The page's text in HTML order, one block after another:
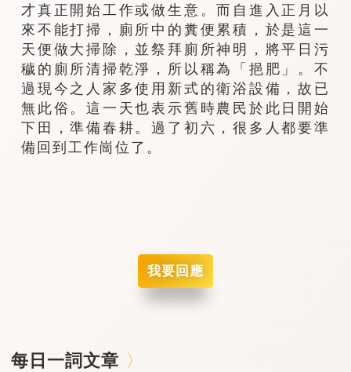
才真正開始工作或做生意。而自進入正月以
來不能打掃，廁所中的糞便累積，於是這一
天便做大掃除，並祭拜廁所神明，將平日污
穢的廁所清掃乾淨，所以稱為「挹肥」。不
過現今之人家多使用新式的衛浴設備，故已
無此俗。這一天也表示舊時農民於此日開始
下田，準備春耕。過了初六，很多人都要準
備回到工作崗位了。
我要回應
每日一詞文章